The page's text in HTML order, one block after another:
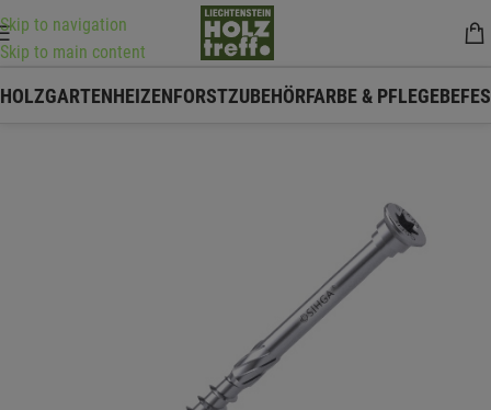
Skip to navigation
Skip to main content
HOLZGARTENHEIZENFORSTZUBEHÖRFARBE & PFLEGE